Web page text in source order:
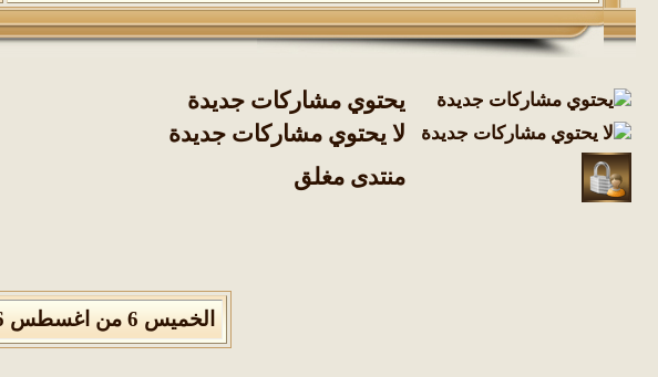
يحتوي مشاركات جديدة
لا يحتوي مشاركات جديدة
منتدى مغلق
الخميس 6 من اغسطس 2026 , الساعة الان 11:34:56 مساءً.